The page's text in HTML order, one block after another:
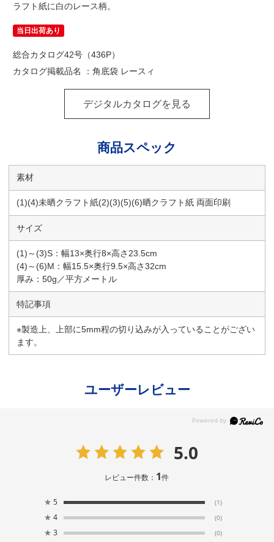
ラフト紙に白のレース柄。
当日出荷あり
総合カタログ42号（436P）
カタログ掲載品名 ：角底袋 レースィ
デジタルカタログを見る
商品スペック
素材
(1)(4)未晒クラフト紙(2)(3)(5)(6)晒クラフト紙 両面印刷
サイズ
(1)～(3)S：幅13×奥行8×高さ23.5cm
(4)～(6)M：幅15.5×奥行9.5×高さ32cm
厚み：50g／平方メートル
特記事項
※製造上、上部に5mm程の切り込みが入っていることがござい
ます。
ユーザーレビュー
5.0
レビュー件数： 1件
★ 5 (1)
★ 4 (0)
★ 3 (0)